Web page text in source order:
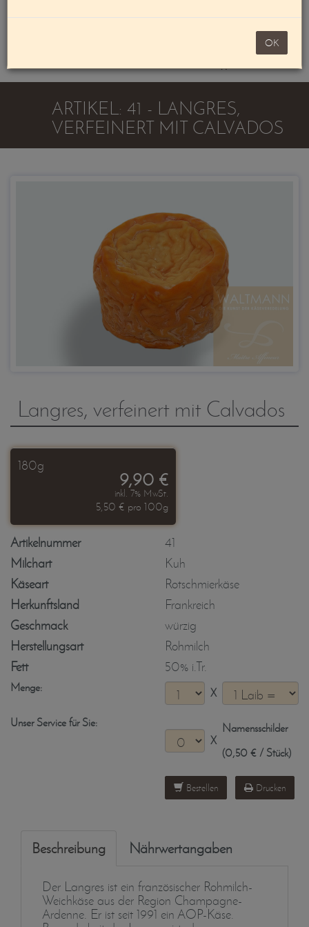
noch 100,00 €
Warenkorb
OK
ARTIKEL: 41 - LANGRES,
VERFEINERT MIT CALVADOS
Langres, verfeinert mit Calvados
180g
9,90 €
inkl. 7% MwSt.
5,50 € pro 100g
Artikelnummer
41
Milchart
Kuh
Käseart
Rotschmierkäse
Herkunftsland
Frankreich
Geschmack
würzig
Herstellungsart
Rohmilch
Fett
50% i.Tr.
Menge: X
Unser Service für Sie:
X
Namensschilder
(0,50 € / Stück)
Bestellen Drucken
Beschreibung Nährwertangaben
Der Langres ist ein französischer Rohmilch-
Weichkäse aus der Region Champagne-
Ardenne. Er ist seit 1991 ein AOP-Käse.